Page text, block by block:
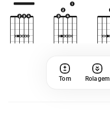
Tom Rolagem